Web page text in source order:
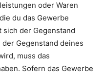
oder Waren
du das Gewerbe
sich der Gegenstand
Gegenstand deines
muss das
Sofern das Gewerbe